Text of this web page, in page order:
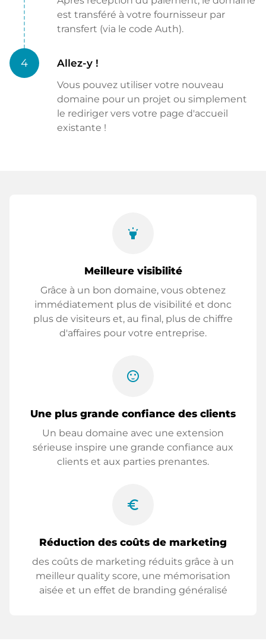
est transféré à votre fournisseur par
transfert (via le code Auth).
4 Allez-y !
Vous pouvez utiliser votre nouveau
domaine pour un projet ou simplement
le rediriger vers votre page d'accueil
existante !
highlight
Meilleure visibilité
Grâce à un bon domaine, vous obtenez
immédiatement plus de visibilité et donc
plus de visiteurs et, au final, plus de chiffre
d'affaires pour votre entreprise.
sentiment_satisfied
Une plus grande confiance des clients
Un beau domaine avec une extension
sérieuse inspire une grande confiance aux
clients et aux parties prenantes.
euro_symbol
Réduction des coûts de marketing
des coûts de marketing réduits grâce à un
meilleur quality score, une mémorisation
aisée et un effet de branding généralisé